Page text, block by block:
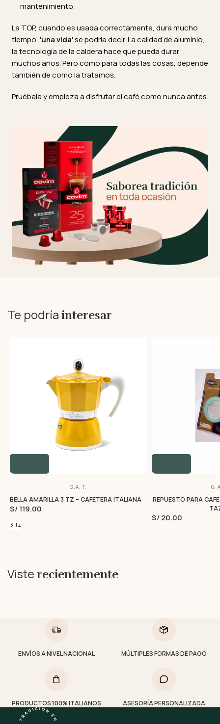
mantenimiento.
La TOP, cuando es usada correctamente, dura mucho
tiempo, 'una vida' se podría decir. La calidad de aluminio,
la tecnología de la caldera hace que pueda durar
muchos años. Pero como para todas las cosas, depende
también de como la tratamos.
Pruébala y empieza a disfrutar el café como nunca antes.
Te podría interesar
G.A.T.
BELLA AMARILLA 3 TZ – CAFETERA ITALIANA
S/ 119.00
3 Tz
REPUESTO PARA
S/ 20.00
Viste recientemente
ENVÍOS A NIVEL NACIONAL MÚLTIPLES FORMAS DE PAGO
PRODUCTOS 100% ITALIANOS ASESORÍA PERSONALIZADA